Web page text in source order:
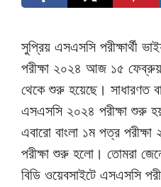
সুপ্রিয় এসএসসি পরীক্ষার্থী
পরীক্ষা ২০২৪ আজ ১৫
থেকে শুরু হয়েছে। সাধারণত
এসএসসি ২০২৪ পরীক্ষা শুরু
এবারো বাংলা ১ম পত্র
পরীক্ষা শুরু হলো। তোমরা
বিডি ওয়েবসাইটে এসএসসি